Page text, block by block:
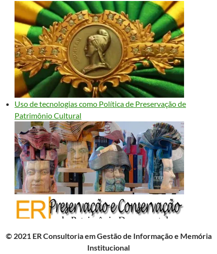
Uso de tecnologias como Política de Preservação de
Patrimônio Cultural
© 2021 ER Consultoria em Gestão de Informação e Memória
Institucional